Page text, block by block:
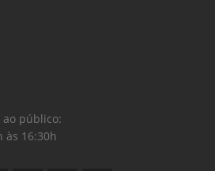
público:
às 16:30h